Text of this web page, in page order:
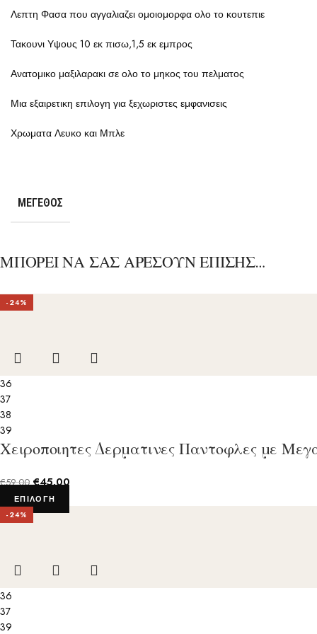
Λεπτη Φασα που αγγαλιαζει ομοιομορφα ολο το κουτεπιε
Τακουνι Υψους 10 εκ πισω,1,5 εκ εμπρος
Ανατομικο μαξιλαρακι σε ολο το μηκος του πελματος
Μια εξαιρετικη επιλογη για ξεχωριστες εμφανισεις
Χρωματα Λευκο και Μπλε
ΜΈΓΕΘΟΣ
ΜΠΟΡΕΙ ΝΑ ΣΑΣ ΑΡΕΣΟΥΝ ΕΠΙΣΗΣ…
-24%
36
37
38
39
Χειροποιητες Δερματινες Παντοφλες με
€59.00 €45.00
ΕΠΙΛΟΓΉ
-24%
36
37
39